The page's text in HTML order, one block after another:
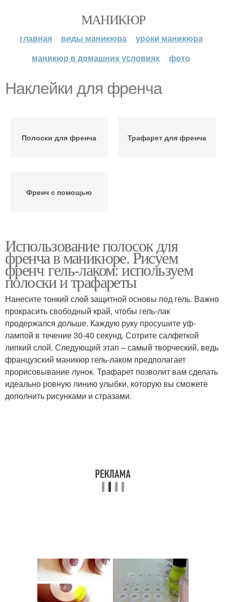
МАНИКЮР
главная виды маникюра
уроки маникюра
маникюр в домашних условиях
фото
Наклейки для френча
Полоски для френча Трафарет для френча
Френч с помощью
Использование полосок для
френча в маникюре. Рисуем
френч гель-лаком: используем
полоски и трафареты
Нанесите тонкий слой защитной основы под гель. Важно
прокрасить свободный край, чтобы гель-лак
продержался дольше. Каждую руку просушите уф-
лампой в течение 30-40 секунд. Сотрите салфеткой
липкий слой. Следующий этап – самый творческий, ведь
французский маникюр гель-лаком предполагает
прорисовывание лунок. Трафарет позволит вам сделать
идеально ровную линию улыбки, которую вы сможете
дополнить рисунками и стразами.